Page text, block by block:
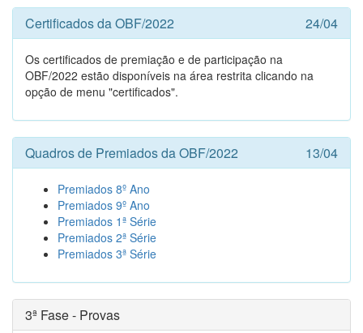
Certificados da OBF/2022 24/04
Os certificados de premiação e de participação na
OBF/2022 estão disponíveis na área restrita clicando na
opção de menu "certificados".
Quadros de Premiados da OBF/2022 13/04
Premiados 8º Ano
Premiados 9º Ano
Premiados 1ª Série
Premiados 2ª Série
Premiados 3ª Série
3ª Fase - Provas